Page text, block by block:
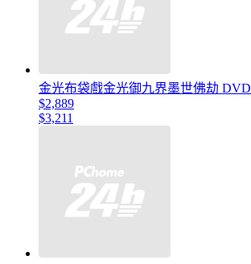
金光布袋戲金光御九界墨世佛劫 DVD
$2,889
$3,211